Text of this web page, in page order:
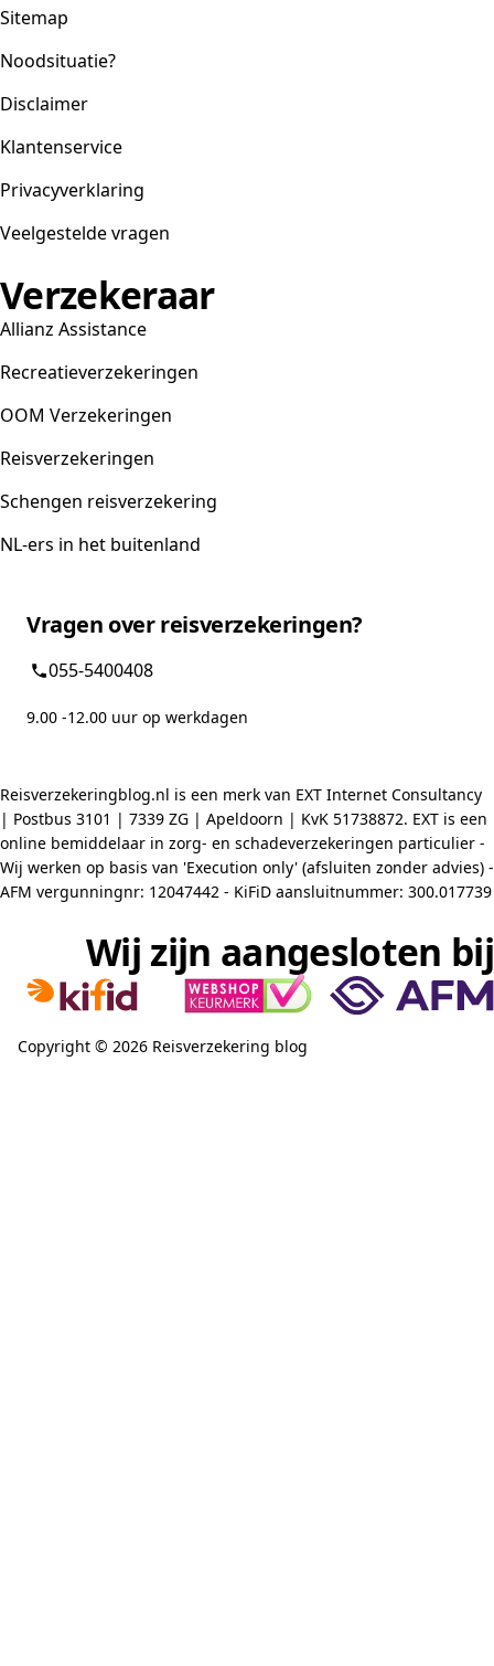
Sitemap
Noodsituatie?
Disclaimer
Klantenservice
Privacyverklaring
Veelgestelde vragen
Verzekeraar
Allianz Assistance
Recreatieverzekeringen
OOM Verzekeringen
Reisverzekeringen
Schengen reisverzekering
NL-ers in het buitenland
Vragen over reisverzekeringen?
055-5400408
9.00 -12.00 uur op werkdagen
Reisverzekeringblog.nl is een merk van EXT Internet Consultancy
| Postbus 3101 | 7339 ZG | Apeldoorn | KvK 51738872. EXT is een
online bemiddelaar in zorg- en schadeverzekeringen particulier -
Wij werken op basis van 'Execution only' (afsluiten zonder advies) -
AFM vergunningnr: 12047442 - KiFiD aansluitnummer: 300.017739
Wij zijn aangesloten bij
Copyright © 2026 Reisverzekering blog